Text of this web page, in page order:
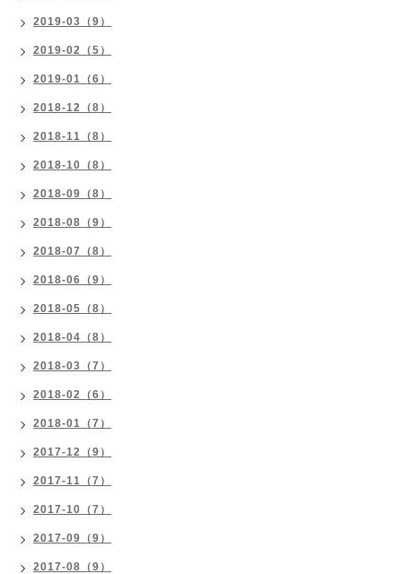
2019-03（9）
2019-02（5）
2019-01（6）
2018-12（8）
2018-11（8）
2018-10（8）
2018-09（8）
2018-08（9）
2018-07（8）
2018-06（9）
2018-05（8）
2018-04（8）
2018-03（7）
2018-02（6）
2018-01（7）
2017-12（9）
2017-11（7）
2017-10（7）
2017-09（9）
2017-08（9）